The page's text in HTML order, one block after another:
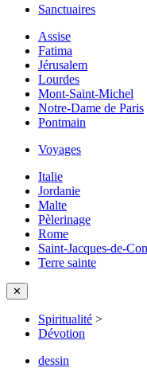
Sanctuaires
Assise
Fatima
Jérusalem
Lourdes
Mont-Saint-Michel
Notre-Dame de Paris
Pontmain
Voyages
Italie
Jordanie
Malte
Pèlerinage
Rome
Saint-Jacques-de-
Terre sainte
✕
Spiritualité >
Dévotion
dessin